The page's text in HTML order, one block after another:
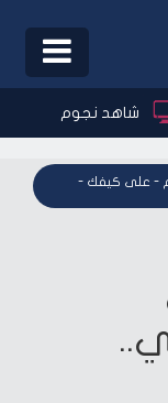
Toggle
شاهد نجوم
- - على كيفك نجوم اف